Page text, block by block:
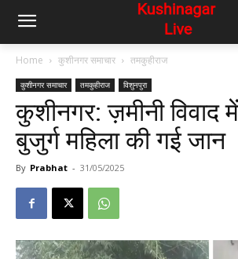
Home कुशीनगर समाचार तमकुहीराज
कुशीनगर समाचार तमकुहीराज विशुनपुरा
कुशीनगर: ज़मीनी विवाद
बुजुर्ग महिला की गई जान
By Prabhat - 31/05/2025